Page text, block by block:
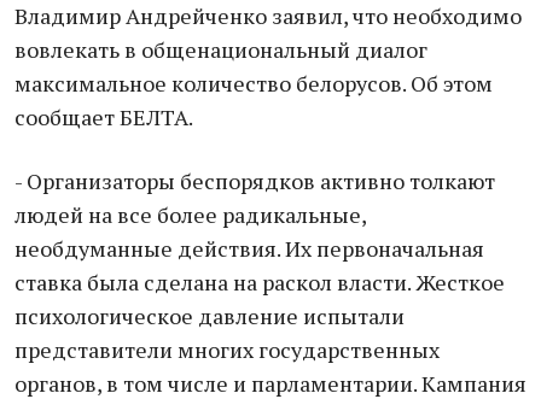
Владимир Андрейченко заявил, что необходимо
вовлекать в общенациональный диалог
максимальное количество белорусов. Об этом
сообщает БЕЛТА.
- Организаторы беспорядков активно толкают
людей на все более радикальные,
необдуманные действия. Их первоначальная
ставка была сделана на раскол власти. Жесткое
психологическое давление испытали
представители многих государственных
органов, в том числе и парламентарии. Кампания